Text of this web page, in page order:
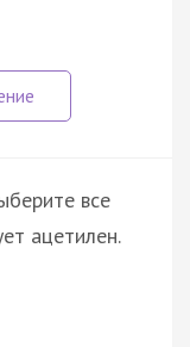
все
ацетилен.